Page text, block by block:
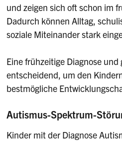
und zeigen sich oft schon im
Dadurch können Alltag,
soziale Miteinander stark
Eine frühzeitige Diagnose
entscheidend, um den
bestmögliche
Autismus-Spektrum-
Kinder mit der Diagnose